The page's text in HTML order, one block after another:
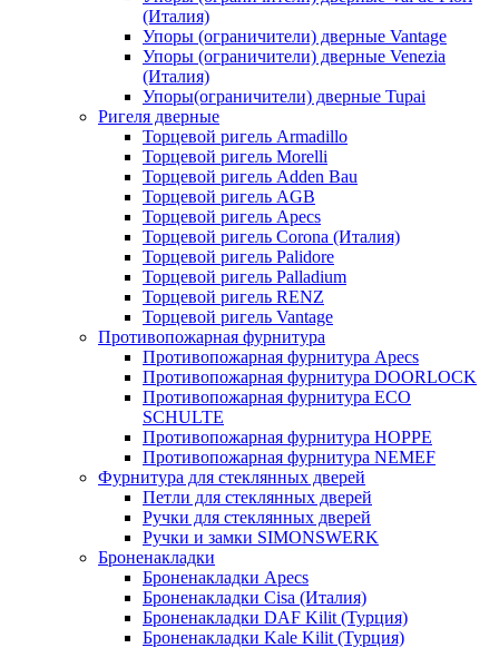
(Италия)
Упоры (ограничители) дверные Vantage
Упоры (ограничители) дверные Venezia
(Италия)
Упоры(ограничители) дверные Tupai
Ригеля дверные
Торцевой ригель Armadillo
Торцевой ригель Morelli
Торцевой ригель Adden Bau
Торцевой ригель AGB
Торцевой ригель Apecs
Торцевой ригель Corona (Италия)
Торцевой ригель Palidore
Торцевой ригель Palladium
Торцевой ригель RENZ
Торцевой ригель Vantage
Противопожарная фурнитура
Противопожарная фурнитура Apecs
Противопожарная фурнитура DOORLOCK
Противопожарная фурнитура ECO
SCHULTE
Противопожарная фурнитура HOPPE
Противопожарная фурнитура NEMEF
Фурнитура для стеклянных дверей
Петли для стеклянных дверей
Ручки для стеклянных дверей
Ручки и замки SIMONSWERK
Броненакладки
Броненакладки Apecs
Броненакладки Cisa (Италия)
Броненакладки DAF Kilit (Турция)
Броненакладки Kale Kilit (Турция)